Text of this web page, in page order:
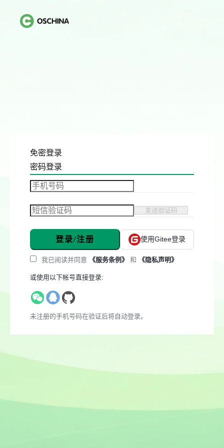
免密登录
密码登录
发送验证码
登录/注册 使用Gitee登录
我已阅读并同意 《服务条例》 和 《隐私声明》
或使用以下帐号直接登录:
未注册的手机号码在验证后将自动登录。